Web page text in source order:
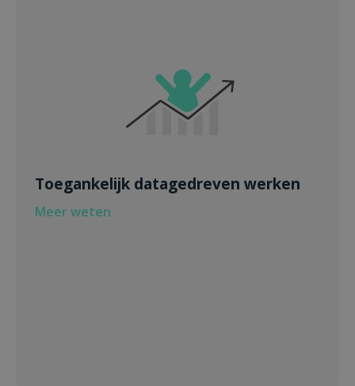
Toegankelijk datagedreven werken
Meer weten